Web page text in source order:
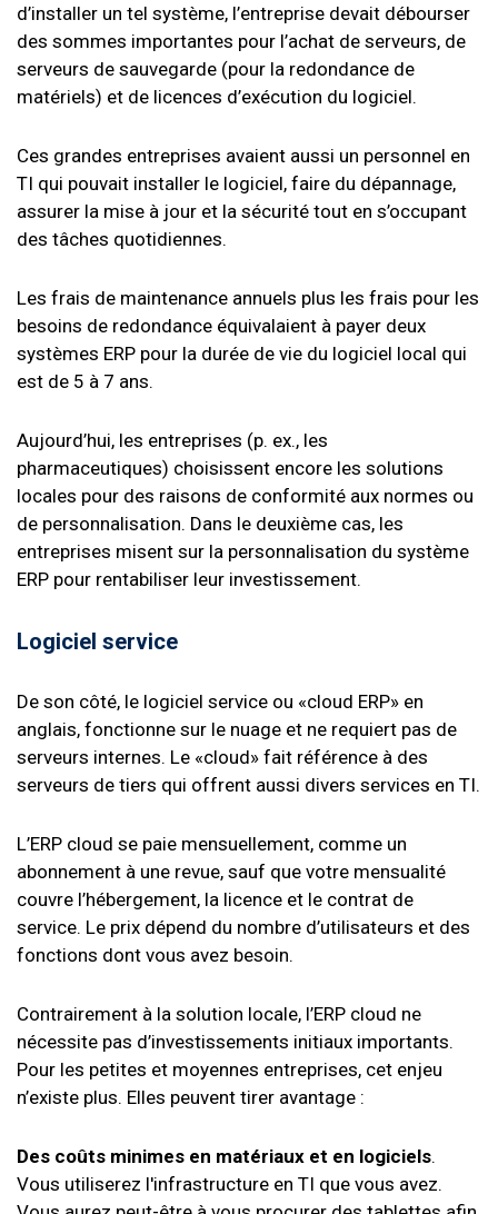
d’installer un tel système, l’entreprise devait débourser
des sommes importantes pour l’achat de serveurs, de
serveurs de sauvegarde (pour la redondance de
matériels) et de licences d’exécution du logiciel.
Ces grandes entreprises avaient aussi un personnel en
TI qui pouvait installer le logiciel, faire du dépannage,
assurer la mise à jour et la sécurité tout en s’occupant
des tâches quotidiennes.
Les frais de maintenance annuels plus les frais pour les
besoins de redondance équivalaient à payer deux
systèmes ERP pour la durée de vie du logiciel local qui
est de 5 à 7 ans.
Aujourd’hui, les entreprises (p. ex., les
pharmaceutiques) choisissent encore les solutions
locales pour des raisons de conformité aux normes ou
de personnalisation. Dans le deuxième cas, les
entreprises misent sur la personnalisation du système
ERP pour rentabiliser leur investissement.
Logiciel service
De son côté, le logiciel service ou «cloud ERP» en
anglais, fonctionne sur le nuage et ne requiert pas de
serveurs internes. Le «cloud» fait référence à des
serveurs de tiers qui offrent aussi divers services en TI.
L’ERP cloud se paie mensuellement, comme un
abonnement à une revue, sauf que votre mensualité
couvre l’hébergement, la licence et le contrat de
service. Le prix dépend du nombre d’utilisateurs et des
fonctions dont vous avez besoin.
Contrairement à la solution locale, l’ERP cloud ne
nécessite pas d’investissements initiaux importants.
Pour les petites et moyennes entreprises, cet enjeu
n’existe plus. Elles peuvent tirer avantage :
Des coûts minimes en matériaux et en logiciels.
Vous utiliserez l'infrastructure en TI que vous avez.